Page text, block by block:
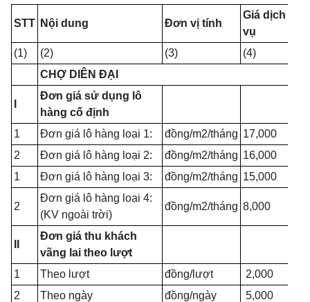
STT Nội dung Đơn vị tính
Giá dịch
vụ
(1)
(2) (3)
(4)
CHỢ DIÊN ĐẠI
Đơn giá sử dụng lô
hàng cố định
1
Đơn giá lô hàng loại 1: đồng/m2/tháng 17,000
2
Đơn giá lô hàng loại 2: đồng/m2/tháng 16,000
1
Đơn giá lô hàng loại 3: đồng/m2/tháng 15,000
2
Đơn giá lô hàng loại 4:
(KV ngoài trời)
đồng/m2/tháng 8,000
Đơn giá thu khách
vãng lai theo lượt
1
Theo lượt đồng/lượt
2,000
2
Theo ngày đồng/ngày
5,000